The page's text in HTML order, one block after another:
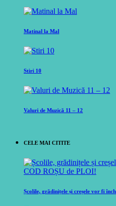
Matinal la Mal
Stiri 10
Valuri de Muzică 11 – 12
CELE MAI CITITE
Școlile, grădinițele și creșele vor fi